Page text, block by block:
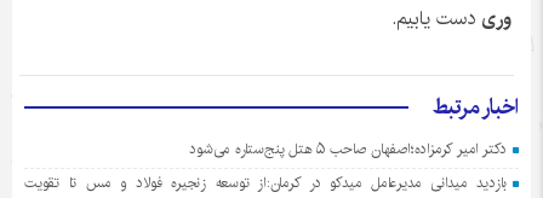
وری دست یابیم.
اخبار مرتبط
دکتر امیر کرمزاده؛اصفهان صاحب ۵ هتل پنج‌ستاره می‌شود
بازدید میدانی مدیرعامل میدکو در کرمان:از توسعه زنجیره فولاد و مس تا تقویت